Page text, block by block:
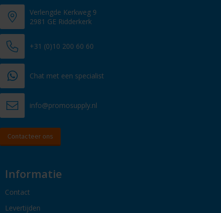
Verlengde Kerkweg 9
2981 GE Ridderkerk
+31 (0)10 200 60 60
Chat met een specialist
info@promosupply.nl
Contacteer ons
Informatie
Contact
Levertijden